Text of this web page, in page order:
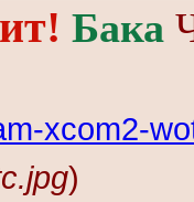
Бака
xcom2-
)